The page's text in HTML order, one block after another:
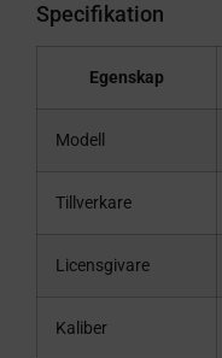
Specifikation
Egenskap
Modell
Tillverkare
Licensgivare
Kaliber